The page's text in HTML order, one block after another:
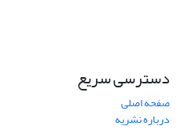
دسترسی سریع
صفحه اصلی
درباره نشریه